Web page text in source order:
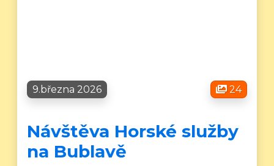
9.března 2026 24
Návštěva Horské služby
na Bublavě